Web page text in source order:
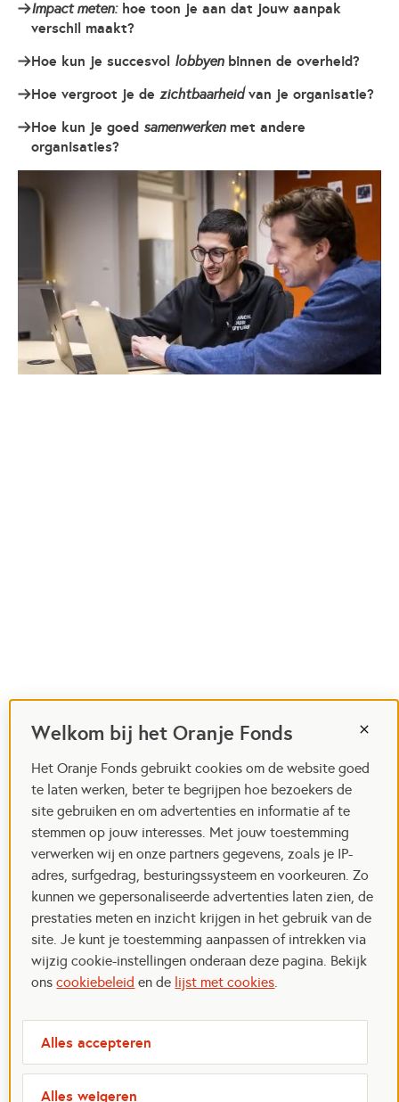
Welkom bij het Oranje Fonds
Het Oranje Fonds gebruikt cookies om de website goed
te laten werken, beter te begrijpen hoe bezoekers de
site gebruiken en om advertenties en informatie af te
stemmen op jouw interesses. Met jouw toestemming
verwerken wij en onze partners gegevens, zoals je IP-
adres, surfgedrag, besturingssysteem en voorkeuren. Zo
kunnen we gepersonaliseerde advertenties laten zien, de
prestaties meten en inzicht krijgen in het gebruik van de
site. Je kunt je toestemming aanpassen of intrekken via
wijzig cookie-instellingen onderaan deze pagina. Bekijk
onscookiebeleid en de lijst met cookies.
Alles accepteren
Alles weigeren
Impact meten:hoe toon je aan dat jouw aanpak
verschil maakt?
Hoe kun je succesvol lobbyenbinnen de overheid?
Hoe vergroot je de zichtbaarheidvan je organisatie?
Hoe kun je goed samenwerkenmet andere
organisaties?